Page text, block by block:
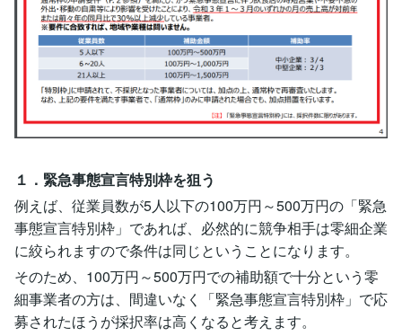
１．緊急事態宣言特別枠を狙う
例えば、従業員数が5人以下の100万円～500万円の「緊急
事態宣言特別枠」であれば、必然的に競争相手は零細企業
に絞られますので条件は同じということになります。
そのため、100万円～500万円での補助額で十分という零
細事業者の方は、間違いなく「緊急事態宣言特別枠」で応
募されたほうが採択率は高くなると考えます。